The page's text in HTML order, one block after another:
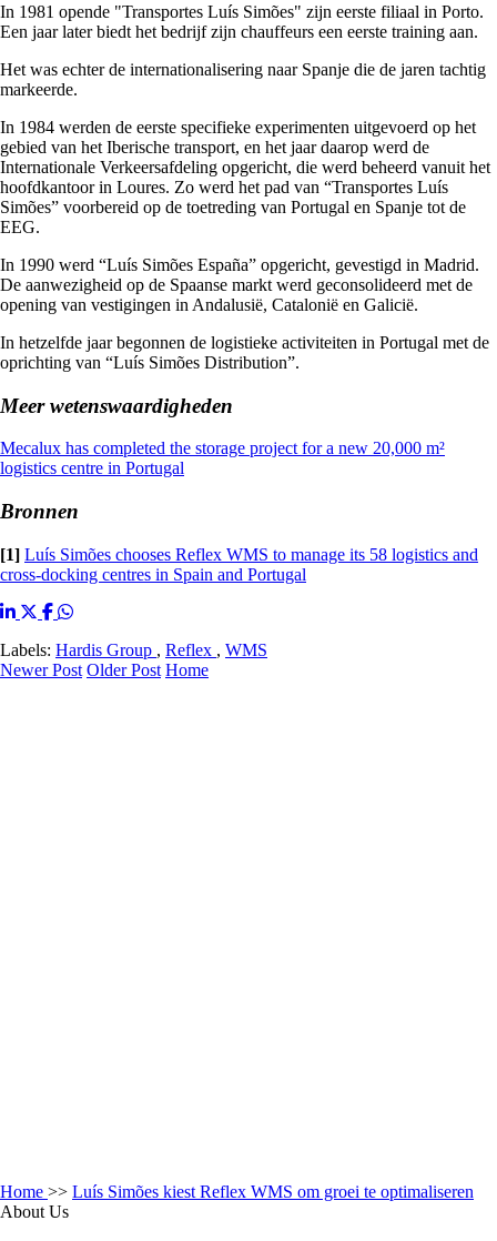
In 1981 opende "Transportes Luís Simões" zijn eerste filiaal in Porto.
Een jaar later biedt het bedrijf zijn chauffeurs een eerste training aan.
Het was echter de internationalisering naar Spanje die de jaren tachtig
markeerde.
In 1984 werden de eerste specifieke experimenten uitgevoerd op het
gebied van het Iberische transport, en het jaar daarop werd de
Internationale Verkeersafdeling opgericht, die werd beheerd vanuit het
hoofdkantoor in Loures. Zo werd het pad van “Transportes Luís
Simões” voorbereid op de toetreding van Portugal en Spanje tot de
EEG.
In 1990 werd “Luís Simões España” opgericht, gevestigd in Madrid.
De aanwezigheid op de Spaanse markt werd geconsolideerd met de
opening van vestigingen in Andalusië, Catalonië en Galicië.
In hetzelfde jaar begonnen de logistieke activiteiten in Portugal met de
oprichting van “Luís Simões Distribution”.
Meer wetenswaardigheden
Mecalux has completed the storage project for a new 20,000 m²
logistics centre in Portugal
Bronnen
[1] Luís Simões chooses Reflex WMS to manage its 58 logistics and
cross-docking centres in Spain and Portugal
Labels: Hardis Group , Reflex , WMS
Newer Post Older Post Home
Home >> Luís Simões kiest Reflex WMS om groei te optimaliseren
About Us